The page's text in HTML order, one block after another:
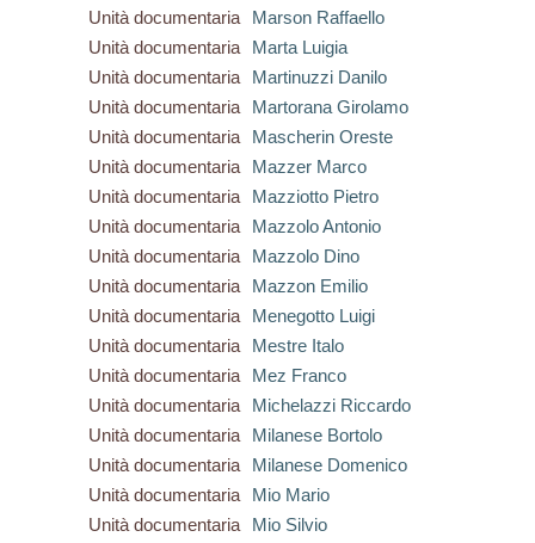
Unità documentaria
Marson Raffaello
Unità documentaria
Marta Luigia
Unità documentaria
Martinuzzi Danilo
Unità documentaria
Martorana Girolamo
Unità documentaria
Mascherin Oreste
Unità documentaria
Mazzer Marco
Unità documentaria
Mazziotto Pietro
Unità documentaria
Mazzolo Antonio
Unità documentaria
Mazzolo Dino
Unità documentaria
Mazzon Emilio
Unità documentaria
Menegotto Luigi
Unità documentaria
Mestre Italo
Unità documentaria
Mez Franco
Unità documentaria
Michelazzi Riccardo
Unità documentaria
Milanese Bortolo
Unità documentaria
Milanese Domenico
Unità documentaria
Mio Mario
Unità documentaria
Mio Silvio